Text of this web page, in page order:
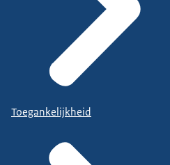
Toegankelijkheid